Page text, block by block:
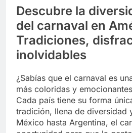
Descubre la
del carnaval en
Tradiciones,
inolvidables
¿Sabías que el carnaval es
más coloridas y
Cada país tiene su forma
tradición, llena de diversidad
México hasta Argentina, el